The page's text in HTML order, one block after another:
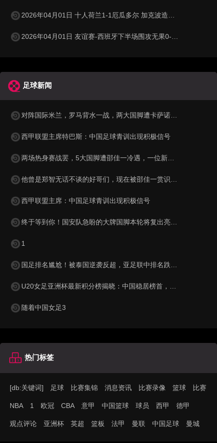
2026年04月01日 十人荷兰1-1厄瓜多尔 加克波造乌龙邓弗里斯直红弗莱肯送点
2026年04月01日 友谊赛-西班牙下半场围攻无果0-0埃及 霍安·加西亚国家队首秀
足球新闻
对阵国际米兰，罗马背水一战，两大国脚遭卡萨诺狠批为二流球员
西甲联盟主席特巴斯：中国足球青训出现积极信号
两场热身赛战罢，5大国脚遭邵佳一冷遇，一位新星最让球迷惋惜
他曾是郑智无话不谈的好哥们，现在被邵佳一赏识，进入国足教练组
西甲联盟主席：中国足球青训出现积极信号
终于等到你！国安队急盼的大牌国脚本轮将复出亮相，值得期待
1
国足排名尴尬！被泰国逆袭反超，亚足联中排名跌至第15，被巴勒斯坦紧逼
U20女足亚洲杯最新积分榜揭晓：中国稳居榜首，韩国与澳大利亚表现抢眼
随着中国女足3
热门标签
[db:关键词] 足球 比赛集锦 消息资讯 比赛录像 篮球 比赛
NBA 1 欧冠 CBA 意甲 中国篮球 球员 西甲 德甲
观点评论 亚洲杯 英超 篮板 法甲 曼联 中国足球 曼城